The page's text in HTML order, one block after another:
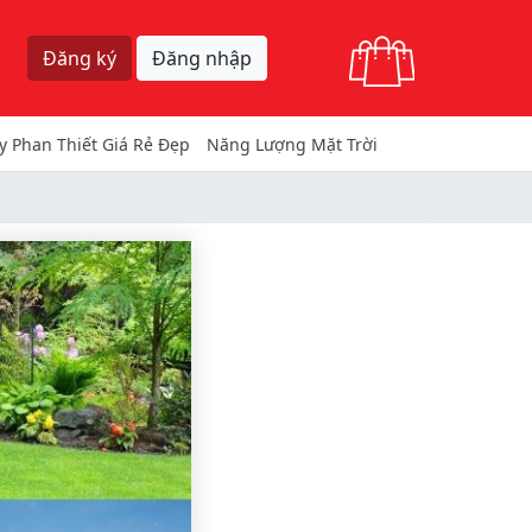
Đăng ký Đăng nhập
Phan Thiết Giá Rẻ Đẹp Năng Lượng Mặt Trời